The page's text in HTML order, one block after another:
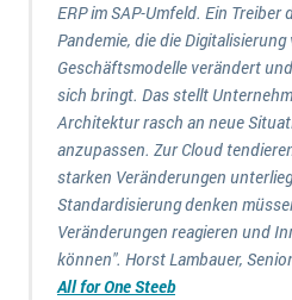
SAP übernimmt Reltio
Datenintegration
Die „SaaSpocalypse“: Was ist das und was bedeutet es
SAP investiert mit zwei
ERP-Trends in der Produktion
NACHRICHTENARCHIV
ERP im SAP-Umfeld. Ein
Pandemie, die die
Geschäftsmodelle verändert
sich bringt. Das stellt
Architektur rasch an neue
anzupassen. Zur Cloud
starken Veränderungen
Standardisierung denken
Veränderungen reagieren und
können". Horst Lambauer,
All for One Steeb